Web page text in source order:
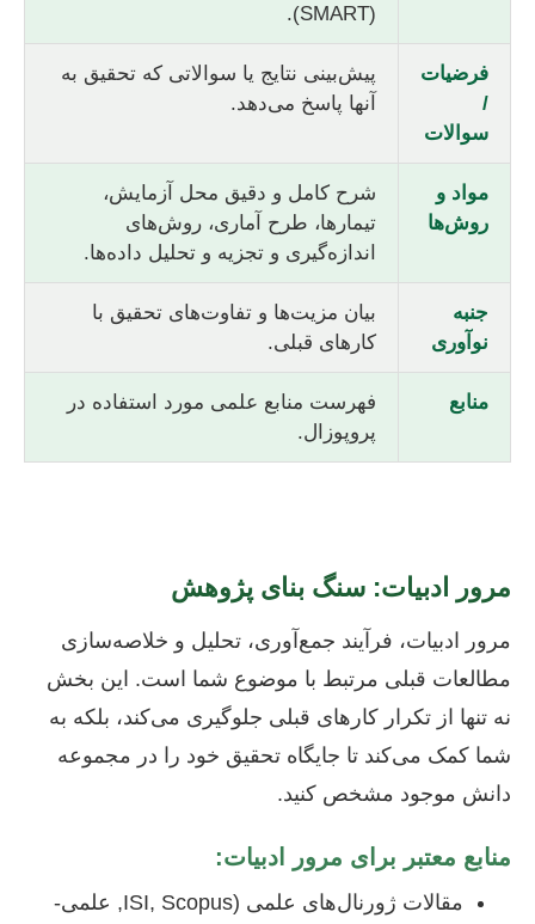
(SMART).
فرضیات
/
سوالات
پیش‌بینی نتایج یا سوالاتی که تحقیق به
آنها پاسخ می‌دهد.
مواد و
روش‌ها
شرح کامل و دقیق محل آزمایش،
تیمارها، طرح آماری، روش‌های
اندازه‌گیری و تجزیه و تحلیل داده‌ها.
جنبه
نوآوری
بیان مزیت‌ها و تفاوت‌های تحقیق با
کارهای قبلی.
منابع
فهرست منابع علمی مورد استفاده در
پروپوزال.
مرور ادبیات: سنگ بنای پژوهش
مرور ادبیات، فرآیند جمع‌آوری، تحلیل و خلاصه‌سازی
مطالعات قبلی مرتبط با موضوع شما است. این بخش
نه تنها از تکرار کارهای قبلی جلوگیری می‌کند، بلکه به
شما کمک می‌کند تا جایگاه تحقیق خود را در مجموعه
دانش موجود مشخص کنید.
منابع معتبر برای مرور ادبیات:
مقالات ژورنال‌های علمی (ISI, Scopus, علمی-